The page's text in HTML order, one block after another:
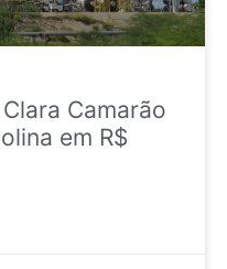
Camarão
em R$